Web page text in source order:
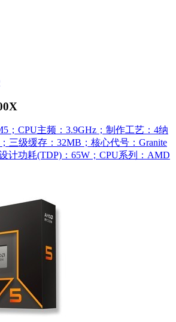
；CPU主频：3.9GHz；制作工艺：4纳
三级缓存：32MB；核心代号：Granite
计功耗(TDP)：65W；CPU系列：AMD